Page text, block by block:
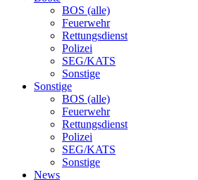
BOS (alle)
Feuerwehr
Rettungsdienst
Polizei
SEG/KATS
Sonstige
Sonstige
BOS (alle)
Feuerwehr
Rettungsdienst
Polizei
SEG/KATS
Sonstige
News